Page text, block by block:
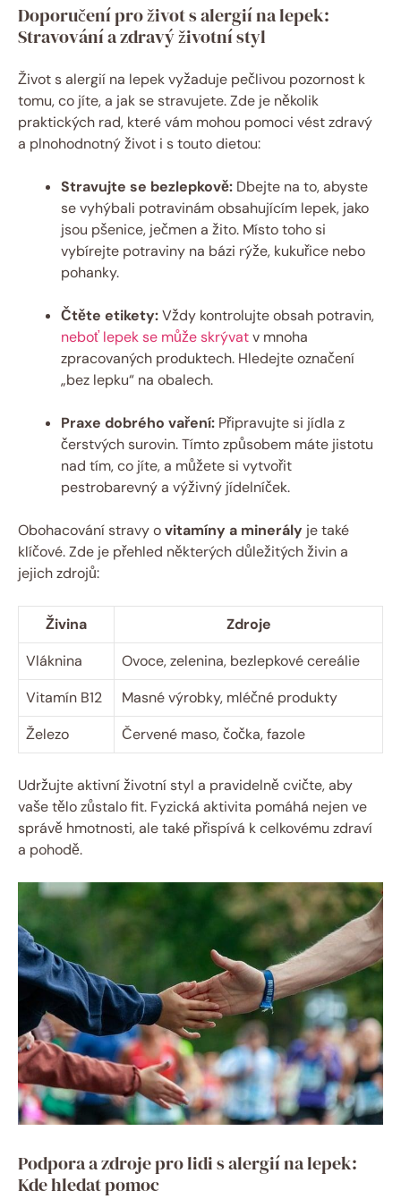
Doporučení pro život s alergií na lepek:
Stravování a zdravý životní styl
Život s alergií na lepek vyžaduje pečlivou pozornost k
tomu, co jíte, a jak se stravujete. Zde je několik
praktických rad, které vám mohou pomoci vést zdravý
a plnohodnotný život i s touto dietou:
Stravujte se bezlepkově: Dbejte na to, abyste
se vyhýbali potravinám obsahujícím lepek, jako
jsou pšenice, ječmen a žito. Místo toho si
vybírejte potraviny na bázi rýže, kukuřice nebo
pohanky.
Čtěte etikety:Vždy kontrolujte obsah potravin,
neboť lepek se může skrývatv mnoha
zpracovaných produktech. Hledejte označení
„bez lepku“ na obalech.
Praxe dobrého vaření: Připravujte si jídla z
čerstvých surovin. Tímto způsobem máte jistotu
nad tím, co jíte, a můžete si vytvořit
pestrobarevný a výživný jídelníček.
Obohacování stravy ovitamíny a minerály je také
klíčové. Zde je přehled některých důležitých živin a
jejich zdrojů:
Živina
Zdroje
Vláknina
Ovoce, zelenina, bezlepkové cereálie
Vitamín B12
Masné výrobky, mléčné produkty
Železo
Červené maso, čočka, fazole
Udržujte aktivní životní styl a pravidelně cvičte, aby
vaše tělo zůstalo fit. Fyzická aktivita pomáhá nejen ve
správě hmotnosti, ale také přispívá k celkovému zdraví
a pohodě.
Podpora a zdroje pro lidi s alergií na lepek:
Kde hledat pomoc